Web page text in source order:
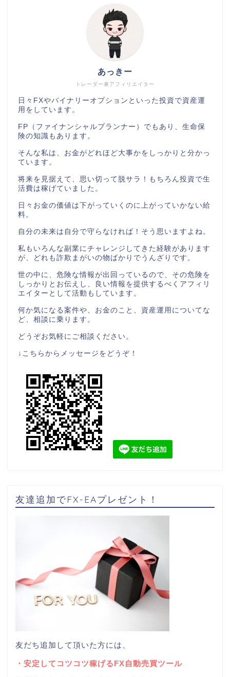
トレーダー兼アフィリエイター
あっきー
日々FXやバイナリーオプションといった投資で資産運
用をしています。
FP（ファイナンシャルプランナー）でもあり、生命保
険の知識もあります。
そんな私は、お金がどれほど大事かをしっかりと分かっ
ています。
将来を見据えて、思い切って脱サラ！もちろん投資で生
活費は稼げていました。
日々お金の価値は下がっていくのに上がっていかない給
料。
自分の未来は自分で守らなければ！そう思いますよね。
私もいろんな副業にチャレンジしてきた経験があります
が、どれも詐欺まがいの物ばかりでうんざりです。
世の中に、危険な情報が出回っているので、その危険を
しっかりとお伝えし、良い情報を提供するべくアフィリ
エイターとして活動もしています。
何か気になる案件や、お金のこと、資産運用についてな
ど、相談に乗ります。
どうぞお気軽にご相談ください。
↓こちらからメッセージをどうぞ！
友達追加でFX-EAプレゼント！
友だち追加して頂いた方には、
・安定してコツコツ稼げるFX自動売買ツール